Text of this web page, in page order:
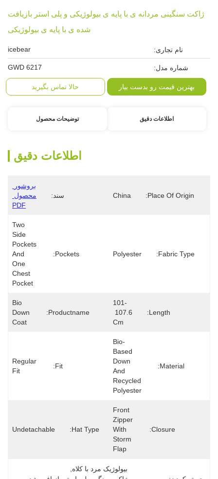
ژاکت سنگینی مردانه ی با پایه ی بیولوژیکی و پلی استر بازیافت
شده ی با پایه ی بیولوژیکی
نام تجاری: icebear
شماره مدل: GWD 6217
بهترین قیمت رو بدست بیار حالا تماس بگیرید
اطلاعات دقیق توضیحات محصول
اطلاعات دقیق
Place Of Origin:
China سند:
PDF
Fabric Type:
Polyester
Pockets:
Two
Side
Pockets
And
One
Chest
Pocket
Length:
101-
Cm
Productname:
Bio
Down
Coat
Material:
Bio-
Based
Down
And
Recycled
Polyester
Fit:
Regular
Fit
Closure:
Front
Zipper
With
Storm
Flap
Hat Type:
Undetachable
بيولوژيک مرد با کلاه